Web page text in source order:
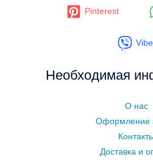
Pinterest
Необходимая
О нас
Оформление
Доставка и